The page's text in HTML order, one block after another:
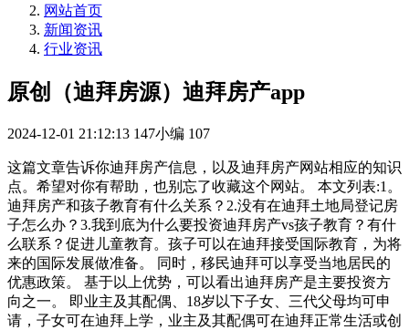
网站首页
新闻资讯
行业资讯
原创（迪拜房源）迪拜房产app
2024-12-01 21:12:13 147小编 107
这篇文章告诉你迪拜房产信息，以及迪拜房产网站相应的知识
点。希望对你有帮助，也别忘了收藏这个网站。 本文列表:1。
迪拜房产和孩子教育有什么关系？2.没有在迪拜土地局登记房
子怎么办？3.我到底为什么要投资迪拜房产vs孩子教育？有什
么联系？促进儿童教育。孩子可以在迪拜接受国际教育，为将
来的国际发展做准备。 同时，移民迪拜可以享受当地居民的
优惠政策。 基于以上优势，可以看出迪拜房产是主要投资方
向之一。 即业主及其配偶、18岁以下子女、三代父母均可申
请，子女可在迪拜上学，业主及其配偶可在迪拜正常生活或创